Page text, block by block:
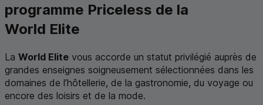
programme Priceless de la
World Elite
La World Elite vous accorde un statut privilégié auprès de
grandes enseignes soigneusement sélectionnées dans les
domaines de l’hôtellerie, de la gastronomie, du voyage ou
encore des loisirs et de la mode.